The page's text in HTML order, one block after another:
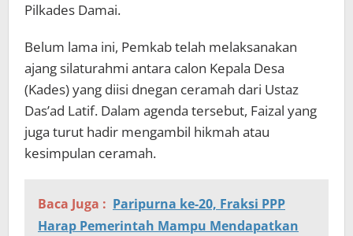
Pilkades Damai.
Belum lama ini, Pemkab telah melaksanakan
ajang silaturahmi antara calon Kepala Desa
(Kades) yang diisi dnegan ceramah dari Ustaz
Das’ad Latif. Dalam agenda tersebut, Faizal yang
juga turut hadir mengambil hikmah atau
kesimpulan ceramah.
Baca Juga : Paripurna ke-20, Fraksi PPP
Harap Pemerintah Mampu Mendapatkan